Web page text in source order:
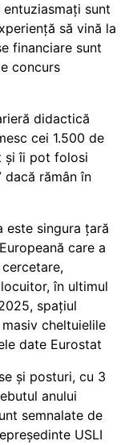
sunt
să vină la
financiare sunt
concurs
didactică
cei 1.500 de
și îi pot folosi
dacă rămân în
este singura țară
care a
în ultimul
spațiul
cheltuielile
date Eurostat
și posturi, cu 3
anului
semnalate de
USLI